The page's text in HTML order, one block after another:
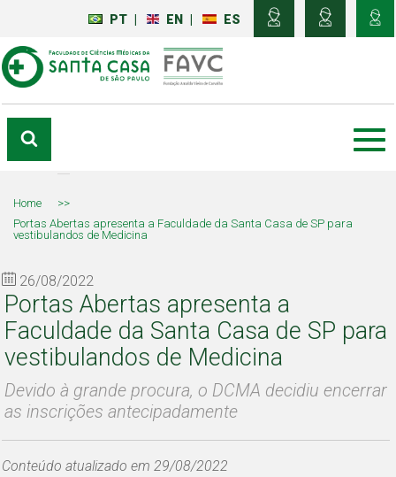
PT EN ES
Home
>>
Portas Abertas apresenta a Faculdade da Santa Casa de SP para
vestibulandos de Medicina
26/08/2022
Portas Abertas apresenta a
Faculdade da Santa Casa de SP para
vestibulandos de Medicina
Devido à grande procura, o DCMA decidiu encerrar
as inscrições antecipadamente
Conteúdo atualizado em 29/08/2022